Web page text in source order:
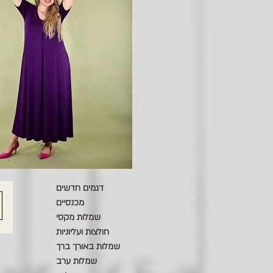
דגמים חדשים
מכנסיים
שמלות מקסי
חולצות ועליוניות
שמלות באורך ברך
שמלות ערב